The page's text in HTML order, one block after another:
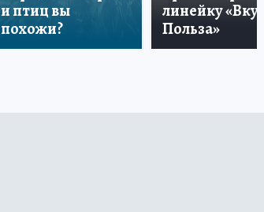
и птиц вы
похожи?
линейку «Вкус
Польза»